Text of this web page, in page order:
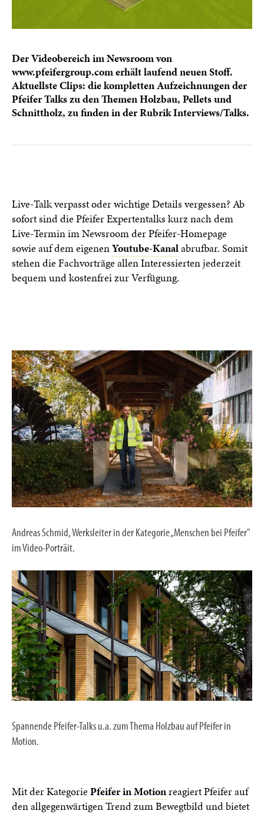
Der Videobereich im Newsroom von
www.pfeifergroup.com erhält laufend neuen Stoff.
Aktuellste Clips: die kompletten Aufzeichnungen der
Pfeifer Talks zu den Themen Holzbau, Pellets und
Schnittholz, zu finden in der Rubrik Interviews/Talks.
Live-Talk verpasst oder wichtige Details vergessen? Ab
sofort sind die Pfeifer Expertentalks kurz nach dem
Live-Termin im Newsroom der Pfeifer-Homepage
sowie auf dem eigenenYoutube-Kanalabrufbar. Somit
stehen die Fachvorträge allen Interessierten jederzeit
bequem und kostenfrei zur Verfügung.
Andreas Schmid, Werksleiter in der Kategorie „Menschen bei Pfeifer"
im Video-Porträit.
Spannende Pfeifer-Talks u.a. zum Thema Holzbau auf Pfeifer in
Motion.
Mit der KategoriePfeifer in Motionreagiert Pfeifer auf
den allgegenwärtigen Trend zum Bewegtbild und bietet